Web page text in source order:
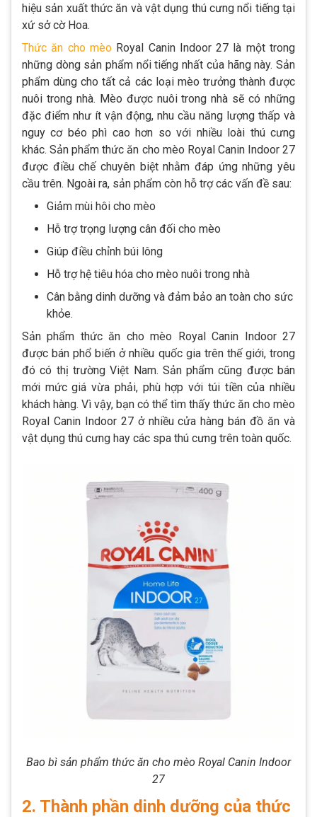
hiệu sản xuất thức ăn và vật dụng thú cưng nổi tiếng tại
xứ sở cờ Hoa.
Thức ăn cho mèoRoyal Canin Indoor 27 là một trong
những dòng sản phẩm nổi tiếng nhất của hãng này. Sản
phẩm dùng cho tất cả các loại mèo trưởng thành được
nuôi trong nhà. Mèo được nuôi trong nhà sẽ có những
đặc điểm như ít vận động, nhu cầu năng lượng thấp và
nguy cơ béo phì cao hơn so với nhiều loài thú cưng
khác. Sản phẩm thức ăn cho mèo Royal Canin Indoor 27
được điều chế chuyên biệt nhằm đáp ứng những yêu
cầu trên. Ngoài ra, sản phẩm còn hỗ trợ các vấn đề sau:
Giảm mùi hôi cho mèo
Hỗ trợ trọng lượng cân đối cho mèo
Giúp điều chỉnh búi lông
Hỗ trợ hệ tiêu hóa cho mèo nuôi trong nhà
Cân bằng dinh dưỡng và đảm bảo an toàn cho sức
khỏe.
Sản phẩm thức ăn cho mèo Royal Canin Indoor 27
được bán phổ biến ở nhiều quốc gia trên thế giới, trong
đó có thị trường Việt Nam. Sản phẩm cũng được bán
mới mức giá vừa phải, phù hợp với túi tiền của nhiều
khách hàng. Vì vậy, bạn có thể tìm thấy thức ăn cho mèo
Royal Canin Indoor 27 ở nhiều cửa hàng bán đồ ăn và
vật dụng thú cưng hay các spa thú cưng trên toàn quốc.
Bao bì sản phẩm thức ăn cho mèo Royal Canin Indoor
27
2. Thành phần dinh dưỡng của thức